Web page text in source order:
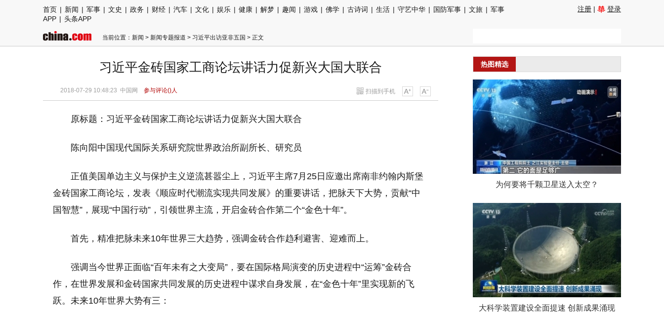
首页 | 新闻 | 军事 | 文史 | 政务 | 财经 | 汽车 | 文化 | 娱乐 | 健康 | 解梦 | 趣闻 | 游戏 | 佛学 | 古诗词 | 生活 | 守艺中华 | 国防军事 | 文旅 | 军事
APP | 头条APP
注册 | 登录
当前位置： 新闻 > 新闻专题报道 > 习近平出访亚非五国 > 正文
习近平金砖国家工商论坛讲话力促新兴大国大联合
扫描到手机
2018-07-29 10:48:23 中国网 参与评论()人
原标题： 习近平金砖国家工商论坛讲话力促新兴大国大联合
陈向阳中国现代国际关系研究院世界政治所副所长、研究员
正值美国单边主义与保护主义逆流甚嚣尘上，习近平主席7月25日应邀出席南非约翰内斯堡
金砖国家工商论坛，发表《顺应时代潮流实现共同发展》的重要讲话，把脉天下大势，贡献“中
国智慧”，展现“中国行动”，引领世界主流，开启金砖合作第二个“金色十年”。
首先，精准把脉未来10年世界三大趋势，强调金砖合作趋利避害、迎难而上。
强调当今世界正面临“百年未有之大变局”，要在国际格局演变的历史进程中“运筹”金砖合
作，在世界发展和金砖国家共同发展的历史进程中谋求自身发展，在“金色十年”里实现新的飞
跃。未来10年世界大势有三：
热图精选
为何要将千颗卫星送入太空？
大科学装置建设全面提速 创新成果涌现